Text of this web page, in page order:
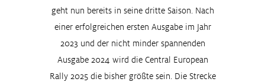
geht nun bereits in seine dritte Saison. Nach
einer erfolgreichen ersten Ausgabe im Jahr
2023 und der nicht minder spannenden
Ausgabe 2024 wird die Central European
Rally 2025 die bisher größte sein. Die Strecke